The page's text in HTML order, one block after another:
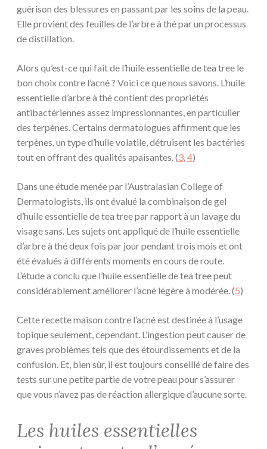
guérison des blessures en passant par les soins de la peau.
Elle provient des feuilles de l’arbre à thé par un processus
de distillation.
Alors qu’est-ce qui fait de l’huile essentielle de tea tree le
bon choix contre l’acné ? Voici ce que nous savons. L’huile
essentielle d’arbre à thé contient des propriétés
antibactériennes assez impressionnantes, en particulier
des terpènes. Certains dermatologues affirment que les
terpènes, un type d’huile volatile, détruisent les bactéries
tout en offrant des qualités apaisantes. (3,4)
Dans une étude menée par l’Australasian College of
Dermatologists, ils ont évalué la combinaison de gel
d’huile essentielle de tea tree par rapport à un lavage du
visage sans. Les sujets ont appliqué de l’huile essentielle
d’arbre à thé deux fois par jour pendant trois mois et ont
été évalués à différents moments en cours de route.
L’étude a conclu que l’huile essentielle de tea tree peut
considérablement améliorer l’acné légère à modérée. (5)
Cette recette maison contre l’acné est destinée à l’usage
topique seulement, cependant. L’ingestion peut causer de
graves problèmes tels que des étourdissements et de la
confusion. Et, bien sûr, il est toujours conseillé de faire des
tests sur une petite partie de votre peau pour s’assurer
que vous n’avez pas de réaction allergique d’aucune sorte.
Les huiles essentielles